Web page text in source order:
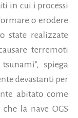
in cui i processi
o erodere
state realizzate
terremoti
spiega
devastanti per
abitato come
la nave OGS